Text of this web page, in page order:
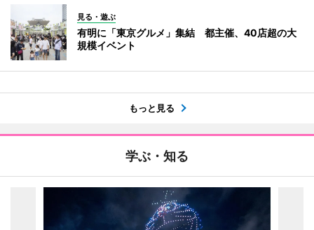
見る・遊ぶ
有明に「東京グルメ」集結 都主催、40店超の大
規模イベント
もっと見る
学ぶ・知る